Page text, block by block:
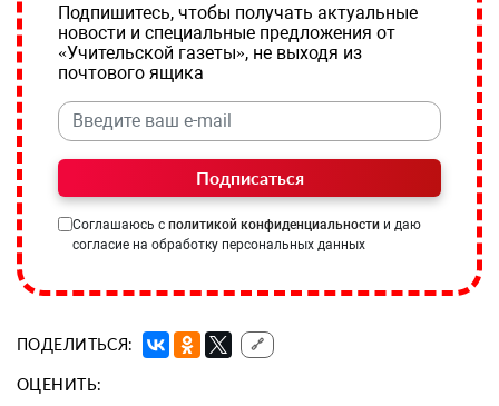
Подпишитесь, чтобы получать актуальные
новости и специальные предложения от
«Учительской газеты», не выходя из
почтового ящика
Подписаться
Соглашаюсь с политикой конфиденциальности и даю
согласие на обработку персональных данных
ПОДЕЛИТЬСЯ: 🔗
ОЦЕНИТЬ: